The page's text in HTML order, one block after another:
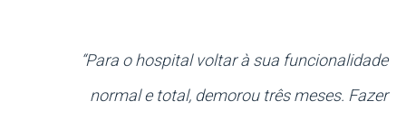
“Para o hospital voltar à sua funcionalidade
normal e total, demorou três meses. Fazer